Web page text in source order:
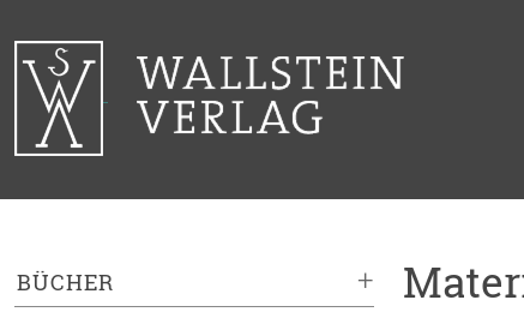
+
BÜCHER